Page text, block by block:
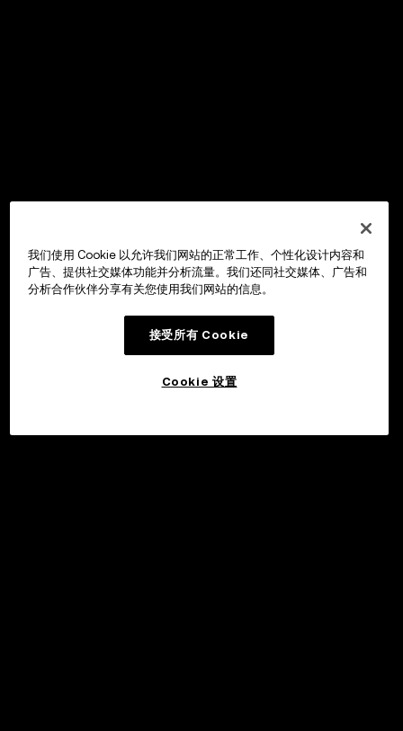
我们使用 Cookie 以允许我们网站的正常工作、个性化设计内容和
广告、提供社交媒体功能并分析流量。我们还同社交媒体、广告和
分析合作伙伴分享有关您使用我们网站的信息。
接受所有 Cookie
Cookie 设置